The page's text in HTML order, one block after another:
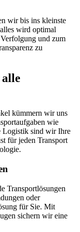
wir bis ins kleinste
wird optimal
und zum
zu
kümmern wir uns
wie
Logistik sind wir Ihre
für jeden Transport
Transportlösungen
oder
für Sie. Mit
sichern wir eine